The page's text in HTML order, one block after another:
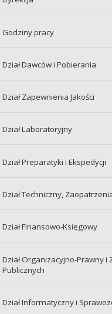
Godziny pracy
Dział Dawców i Pobierania
Dział Zapewnienia Jakości
Dział Laboratoryjny
Dział Preparatyki i Ekspedycji
Dział Techniczny,
Dział Finansowo-Księgowy
Dział Organizacyjno-Prawny i
Publicznych
Dział Informatyczny i